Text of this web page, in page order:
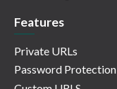
Features
Private URLs
Password Protection